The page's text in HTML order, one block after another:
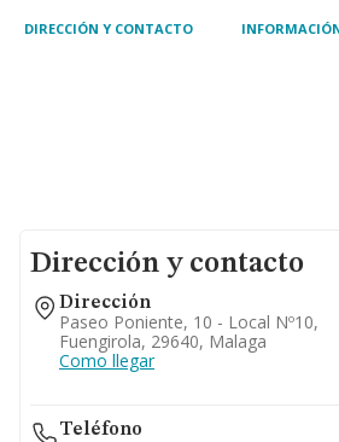
DIRECCIÓN Y CONTACTO
Dirección y contacto
Dirección
Paseo Poniente, 10 - Local Nº10,
Fuengirola, 29640, Malaga
Como llegar
Teléfono